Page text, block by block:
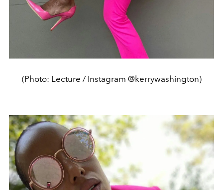
(Photo: Lecture / Instagram @kerrywashington)